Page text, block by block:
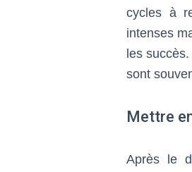
cycles à
intenses
les
sont
Mettre
Après le